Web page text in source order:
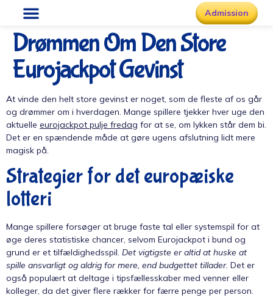
Admission
Drømmen Om Den Store
Eurojackpot Gevinst
At vinde den helt store gevinst er noget, som de fleste af os går
og drømmer om i hverdagen. Mange spillere tjekker hver uge den
aktuelle eurojackpot pulje fredag for at se, om lykken står dem bi.
Det er en spændende måde at gøre ugens afslutning lidt mere
magisk på.
Strategier for det europæiske
lotteri
Mange spillere forsøger at bruge faste tal eller systemspil for at
øge deres statistiske chancer, selvom Eurojackpot i bund og
grund er et tilfældighedsspil. Det vigtigste er altid at huske at
spille ansvarligt og aldrig for mere, end budgettet tillader. Det er
også populært at deltage i tipsfællesskaber med venner eller
kolleger, da det giver flere rækker for færre penge per person.